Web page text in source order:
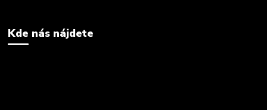
Kde nás nájdete